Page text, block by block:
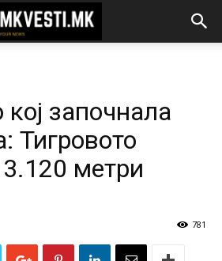
започнала
Тигровото
метри
781